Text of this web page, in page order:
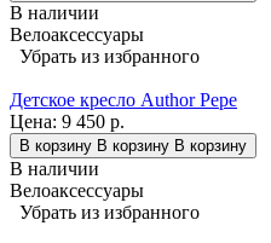
В наличии
Велоаксессуары
Убрать из избранного
Детское кресло Author Pepe
Цена: 9 450 р.
В корзину В корзину В корзину
В наличии
Велоаксессуары
Убрать из избранного